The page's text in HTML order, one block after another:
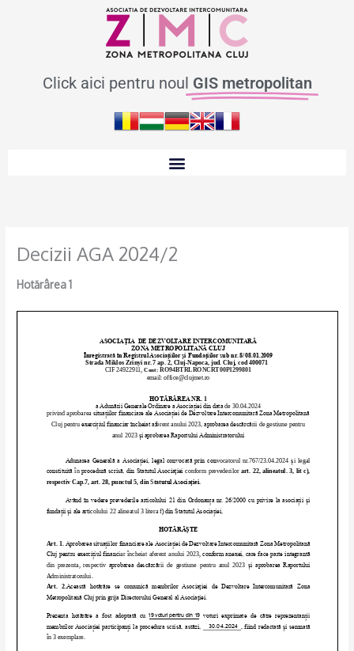
Click aici pentru noul GIS metropolitan
Decizii AGA 2024/2
Hotărârea 1